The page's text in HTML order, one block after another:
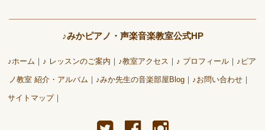
♪みかピアノ・声楽音楽教室公式HP
♪ホーム ♪ レッスンのご案内 ♪教室アクセス ♪ プロフィール ♪ピア
ノ教室 紹介・アルバム ♪みか先生の音楽部屋Blog ♪お問い合わせ
サイトマップ